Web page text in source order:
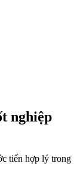
nghiệp
tiến hợp lý trong